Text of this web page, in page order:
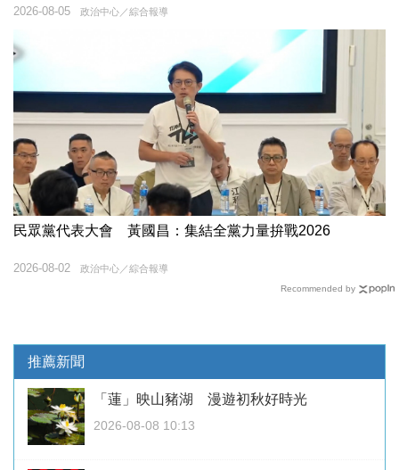
政治中心／綜合報導
2026-08-05
民眾黨代表大會 黃國昌：集結全黨力量拚戰2026
政治中心／綜合報導
2026-08-02
Recommended by
推薦新聞
「蓮」映山豬湖 漫遊初秋好時光
2026-08-08 10:13